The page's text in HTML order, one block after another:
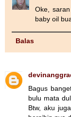
Oke,
baby oil
Balas
Bagus
bulu mata
Btw, aku